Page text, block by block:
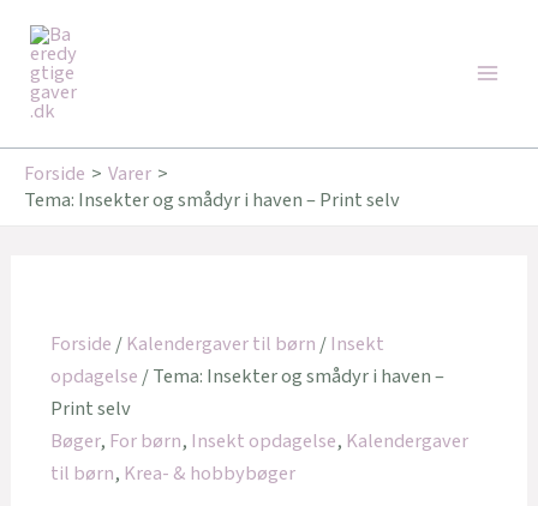
indholdet
Forside
Varer
Tema: Insekter og smådyr i haven – Print selv
Forside/Kalendergaver til børn/Insekt
opdagelse/ Tema: Insekter og smådyr i haven –
Print selv
Bøger, For børn, Insekt opdagelse, Kalendergaver
til børn, Krea- & hobbybøger